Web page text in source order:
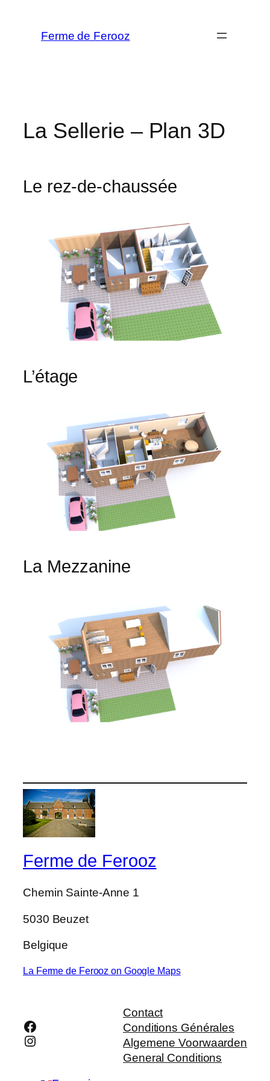
contenuFerme de Ferooz
La Sellerie – Plan 3D
Le rez-de-chaussée
L’étage
La Mezzanine
Ferme de Ferooz
Chemin Sainte-Anne 1
5030 Beuzet
Belgique
La Ferme de Ferooz on Google Maps
Facebook
Instagram
Contact
Conditions Générales
Algemene Voorwaarden
General Conditions